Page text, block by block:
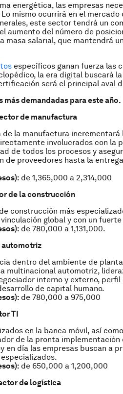
energética, las empresas
mismo ocurrirá en el mercado
este sector tendrá un
aumento del número de
masa salarial, que mantendrá
específicos ganan fuerza las
la era digital buscará
será el principal aval
demandadas para este año.
de manufactura
de la manufactura incrementará
involucrados con la
de todos los procesos y
de proveedores hasta la
de 1,365,000 a 2,314,000
de la construcción
construcción más
global y con un
de 780,000 a 1,131,000.
automotriz
dentro del ambiente de
multinacional automotriz,
interno y externo,
de capital humano.
de 780,000 a 975,000
TI
en la banca móvil, así
de la pronta implementación
en día las empresas buscan a
de 650,000 a 1,200,000
de logística